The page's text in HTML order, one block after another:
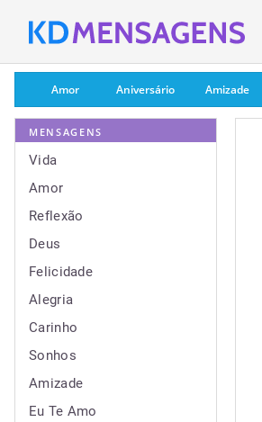
Amor Aniversário Amizade
MENSAGENS
Vida
Amor
Reflexão
Deus
Felicidade
Alegria
Carinho
Sonhos
Amizade
Eu Te Amo